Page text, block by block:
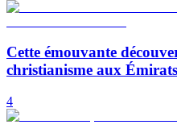
Cette émouvante
christianisme aux
4